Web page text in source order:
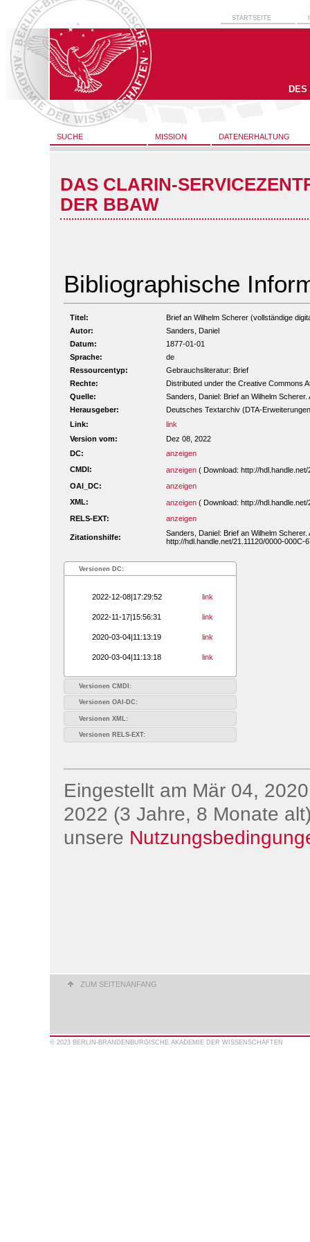
STARTSEITE
SUCHE MISSION DATENERHALTUNG
DAS CLARIN-
DER BBAW
Bibliographische
Titel:
Brief an Wilhelm Scherer (vollständige
Autor:
Sanders, Daniel
Datum:
1877-01-01
Sprache:
de
Ressourcentyp:
Gebrauchsliteratur: Brief
Rechte:
Distributed under the Creative Commons
Quelle:
Sanders, Daniel: Brief an Wilhelm
Herausgeber:
Deutsches Textarchiv (DTA-
Link:
link
Version vom:
Dez 08, 2022
DC:
anzeigen
CMDI:
anzeigen ( Download: http://
OAI_DC:
anzeigen
XML:
anzeigen ( Download: http://
RELS-EXT:
anzeigen
Zitationshilfe:
Sanders, Daniel: Brief an Wilhelm
http://hdl.handle.net/21.11120/0000-000C-
Versionen DC:
2022-12-08|17:29:52 link
2022-11-17|15:56:31 link
2020-03-04|11:13:19 link
2020-03-04|11:13:18 link
Versionen CMDI:
Versionen OAI-DC:
Versionen XML:
Versionen RELS-EXT:
Eingestellt am Mär 04,
2022 (3 Jahre, 8 Monate
unsere
ZUM SEITENANFANG
© 2023 BERLIN-BRANDENBURGISCHE AKADEMIE DER WISSENSCHAFTEN